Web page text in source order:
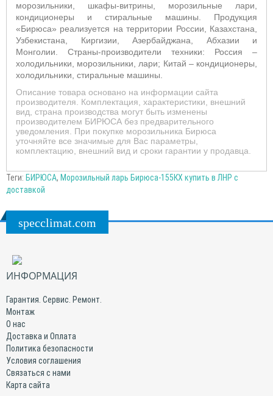
морозильники, шкафы-витрины, морозильные лари,
кондиционеры и стиральные машины. Продукция
«Бирюса» реализуется на территории России, Казахстана,
Узбекистана, Киргизии, Азербайджана, Абхазии и
Монголии. Страны-производители техники: Россия –
холодильники, морозильники, лари; Китай – кондиционеры,
холодильники, стиральные машины.
Описание товара основано на информации сайта
производителя. Комплектация, характеристики, внешний
вид, страна производства могут быть изменены
производителем БИРЮСА без предварительного
уведомления. При покупке морозильника Бирюса
уточняйте все значимые для Вас параметры,
комплектацию, внешний вид и сроки гарантии у продавца.
Теги: БИРЮСА, Морозильный ларь Бирюса-155КХ купить в ЛНР с
доставкой
specclimat.com
ИНФОРМАЦИЯ
Гарантия. Сервис. Ремонт.
Монтаж
О нас
Доставка и Оплата
Политика безопасности
Условия соглашения
Связаться с нами
Карта сайта